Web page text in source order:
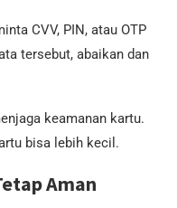
CVV, PIN, atau OTP
tersebut, abaikan dan
keamanan kartu.
bisa lebih kecil.
Aman